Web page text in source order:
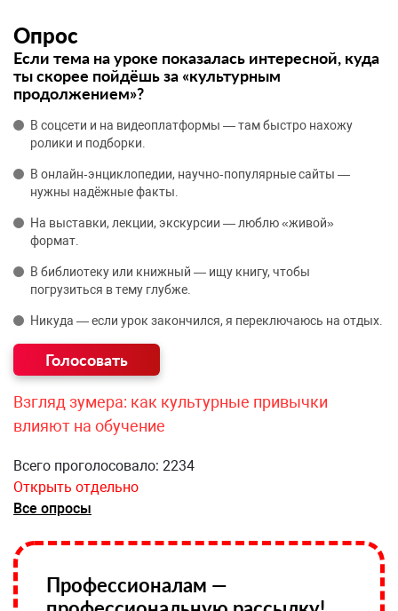
Опрос
Если тема на уроке показалась интересной, куда
ты скорее пойдёшь за «культурным
продолжением»?
В соцсети и на видеоплатформы — там быстро нахожу
ролики и подборки.
В онлайн‑энциклопедии, научно‑популярные сайты —
нужны надёжные факты.
На выставки, лекции, экскурсии — люблю «живой»
формат.
В библиотеку или книжный — ищу книгу, чтобы
погрузиться в тему глубже.
Никуда — если урок закончился, я переключаюсь на отдых.
Взгляд зумера: как культурные привычки
влияют на обучение
Всего проголосовало: 2234
Открыть отдельно
Все опросы
Профессионалам —